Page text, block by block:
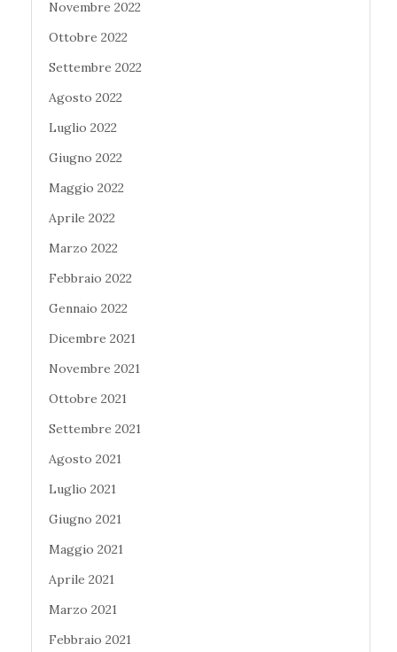
Novembre 2022
Ottobre 2022
Settembre 2022
Agosto 2022
Luglio 2022
Giugno 2022
Maggio 2022
Aprile 2022
Marzo 2022
Febbraio 2022
Gennaio 2022
Dicembre 2021
Novembre 2021
Ottobre 2021
Settembre 2021
Agosto 2021
Luglio 2021
Giugno 2021
Maggio 2021
Aprile 2021
Marzo 2021
Febbraio 2021